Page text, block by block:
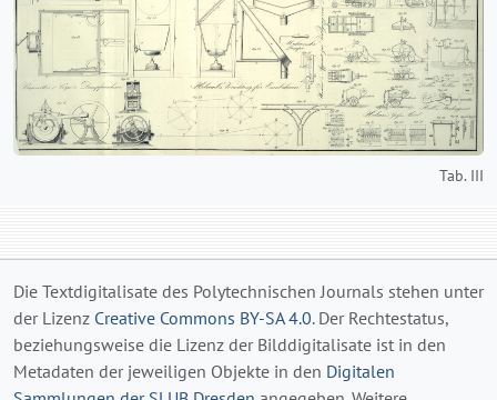
Tab. III
Die Textdigitalisate des Polytechnischen Journals stehen unter
der Lizenz Creative Commons BY-SA 4.0. Der Rechtestatus,
beziehungsweise die Lizenz der Bilddigitalisate ist in den
Metadaten der jeweiligen Objekte in den Digitalen